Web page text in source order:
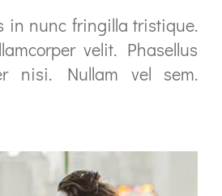
in nunc fringilla tristique.
velit. Phasellus
nisi. Nullam vel sem.
tortor, tincidunt et,
nec, quam. Sed
ac felis. Nunc egestas,
laoreet.